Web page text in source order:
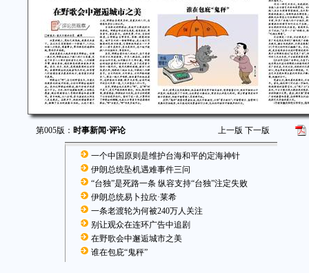
第005版： 时事新闻·评论 上一版 下一版
一个中国原则是维护台海和平的定海神针
伊朗总统坠机遇难事件三问
“台独”是死路一条 纵容支持“台独”注定失败
伊朗总统易卜拉欣·莱希
一条老渡轮为何被240万人关注
别让观众在连环广告中追剧
在野歌会中邂逅城市之美
谁在包庇“鬼秤”